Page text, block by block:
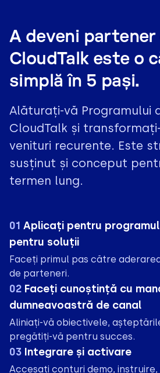
A deveni
CloudTalk este o
simplă în 5 pași.
Alăturați-vă Programului
CloudTalk și
venituri recurente. Este
susținut și conceput
termen lung.
01 Aplicați pentru
pentru soluții
Faceți primul pas către
de parteneri.
02 Faceți cunoștință cu
dumneavoastră de canal
Aliniați-vă obiectivele,
pregătiți-vă pentru succes.
03 Integrare și activare
Accesați conturi demo, instruire,